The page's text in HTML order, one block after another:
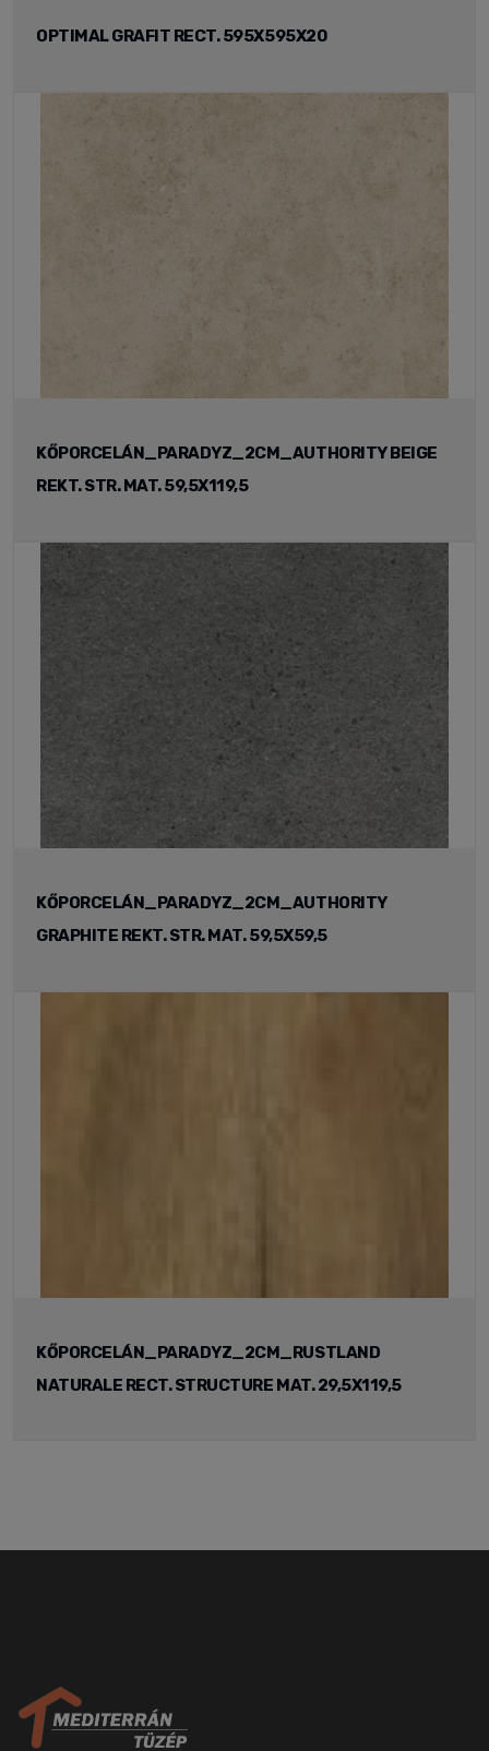
OPTIMAL GRAFIT RECT. 595X595X20
KŐPORCELÁN_PARADYZ_2CM_AUTHORITY BEIGE
REKT. STR. MAT. 59,5X119,5
KŐPORCELÁN_PARADYZ_2CM_AUTHORITY
GRAPHITE REKT. STR. MAT. 59,5X59,5
KŐPORCELÁN_PARADYZ_2CM_RUSTLAND
NATURALE RECT. STRUCTURE MAT. 29,5X119,5